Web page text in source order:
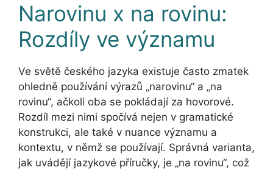
Narovinu x na rovinu:
Rozdíly ve významu
Ve světě českého jazyka existuje často zmatek
ohledně používání výrazů „narovinu“ a „na
rovinu“, ačkoli oba se pokládají za hovorové.
Rozdíl mezi nimi spočívá nejen v gramatické
konstrukci, ale také v nuance významu a
kontextu, v němž se používají. Správná varianta,
jak uvádějí jazykové příručky, je „na rovinu“, což